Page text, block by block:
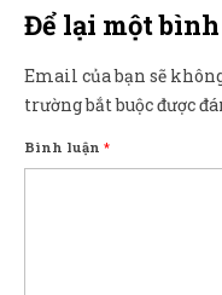
Để lại một
Email của bạn sẽ
trường bắt buộc được
Bình luận *